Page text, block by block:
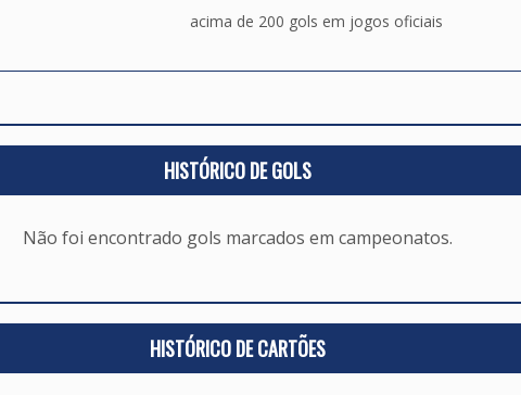
acima de 200 gols em jogos oficiais
HISTÓRICO DE GOLS
Não foi encontrado gols marcados em campeonatos.
HISTÓRICO DE CARTÕES